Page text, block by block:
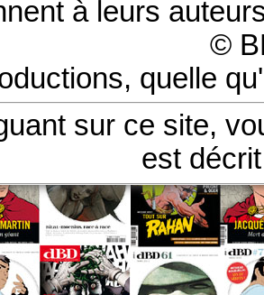
à leurs
©
quelle
sur ce site,
est